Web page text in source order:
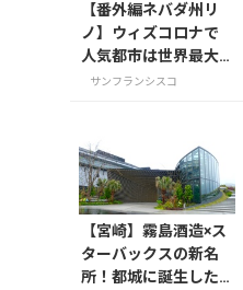
【番外編ネバダ州リ
ノ】ウィズコロナで
人気都市は世界最大
の小都市
サンフランシスコ
【宮崎】霧島酒造×ス
ターバックスの新名
所！都城に誕生した